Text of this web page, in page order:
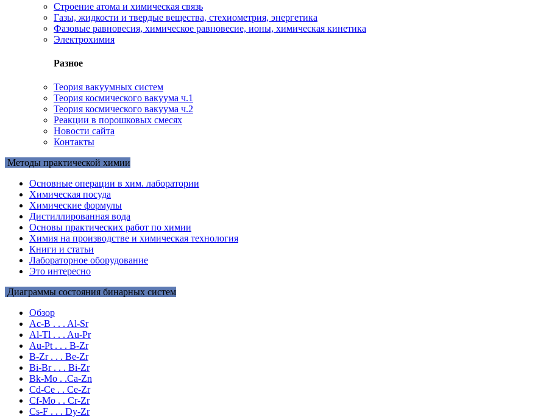
Cтроение атома и химическая связь
Газы, жидкости и твердые вещества, стехиометрия, энергетика
Фазовые равновесия, химическое равновесие, ионы, химическая кинетика
Электрохимия
Разное
Теория вакуумных систем
Теория космического вакуума ч.1
Теория космического вакуума ч.2
Реакции в порошковых смесях
Новости сайта
Контакты
Методы практической химии
Основные операции в хим. лаборатории
Химическая посуда
Химические формулы
Дистиллированная вода
Основы практических работ по химии
Химия на производстве и химическая технология
Книги и статьи
Лабораторное оборудование
Это интересно
Диаграммы состояния бинарных систем
Обзор
Ac-B . . . Al-Sr
Al-Tl . . . Au-Pr
Au-Pt . . . B-Zr
B-Zr . . . Be-Zr
Bi-Br . . . Bi-Zr
Bk-Mo . .Ca-Zn
Cd-Ce . . Ce-Zr
Cf-Mo . . Cr-Zr
Cs-F . . . Dy-Zr